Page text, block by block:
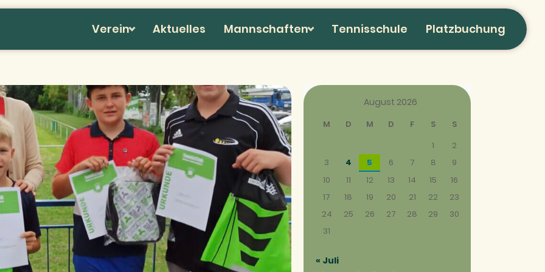
Verein Aktuelles Mannschaften Tennisschule Platzbuchung
August 2026
M D M D F S
S
1
2
3
4 5 6 7 8
9
10
11 12 13 14 15
16
17
18 19 20 21 22
23
24
25 26 27 28 29
30
31
« Juli